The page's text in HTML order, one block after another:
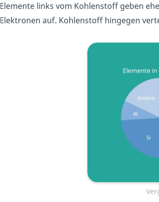
Elemente links vom Kohlenstoff geben
Elektronen auf. Kohlenstoff hingegen